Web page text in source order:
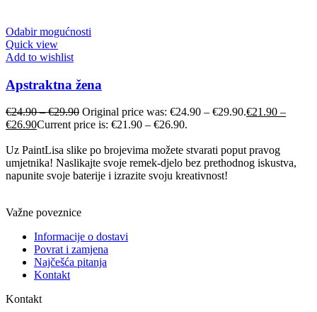
Odabir mogućnosti
Quick view
Add to wishlist
Apstraktna žena
€24.90–€29.90 Original price was: €24.90 – €29.90.€21.90 –
€26.90Current price is: €21.90 – €26.90.
Uz PaintLisa slike po brojevima možete stvarati poput pravog
umjetnika! Naslikajte svoje remek-djelo bez prethodnog iskustva,
napunite svoje baterije i izrazite svoju kreativnost!
Važne poveznice
Informacije o dostavi
Povrat i zamjena
Najčešća pitanja
Kontakt
Kontakt